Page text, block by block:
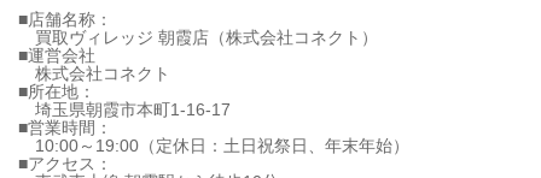
■店舗名称：
買取ヴィレッジ 朝霞店（株式会社コネクト）
■運営会社
株式会社コネクト
■所在地：
埼玉県朝霞市本町1-16-17
■営業時間：
10:00～19:00（定休日：土日祝祭日、年末年始）
■アクセス：